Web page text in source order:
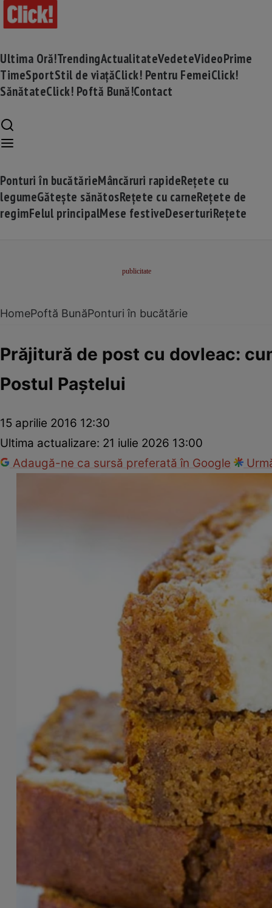
Ultima Oră!TrendingActualitateVedeteVideoPrime
TimeSportStil de viațăClick! Pentru FemeiClick!
SănătateClick! Poftă Bună!Contact
Ponturi în bucătărieMâncăruri rapideRețete cu
legumeGătește sănătosRețete cu carneRețete de
regimFelul principalMese festiveDeserturiRețete
HomePoftă BunăPonturi în bucătărie
Prăjitură de post cu dovleac:
Postul Paştelui
15 aprilie 2016 12:30
Ultima actualizare: 21 iulie 2026 13:00
Adaugă-ne ca sursă preferată în Google